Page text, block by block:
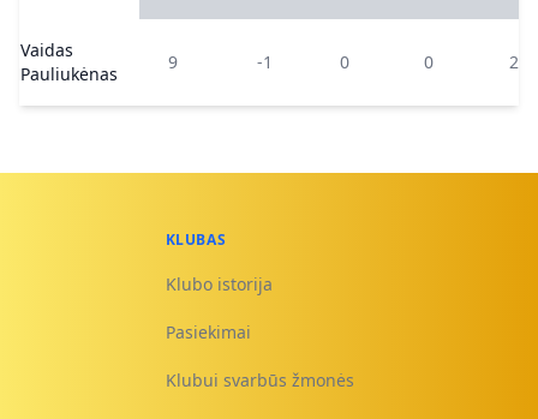
Vaidas
Pauliukėnas
9 -1 0 0 2
KLUBAS
Klubo istorija
Pasiekimai
Klubui svarbūs žmonės